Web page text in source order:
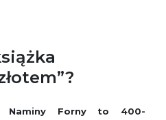
Naminy Forny
to 400-